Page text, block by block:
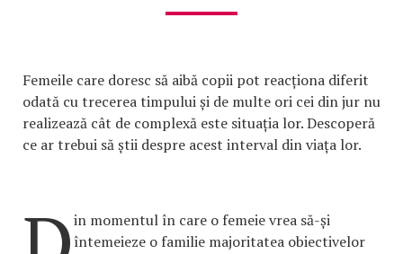
Femeile care doresc să aibă copii pot reacționa diferit
odată cu trecerea timpului și de multe ori cei din jur nu
realizează cât de complexă este situația lor. Descoperă
ce ar trebui să știi despre acest interval din viața lor.
in momentul în care o femeie vrea să-și
întemeieze o familie majoritatea obiectivelor